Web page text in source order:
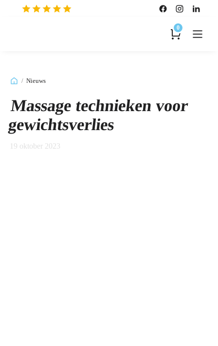
0
/ Nieuws
Massage technieken voor
gewichtsverlies
19 oktober 2023